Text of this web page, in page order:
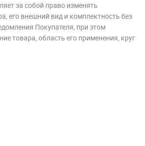
за собой право изменять
его внешний вид и комплектность без
Покупателя, при этом
товара, область его применения, круг